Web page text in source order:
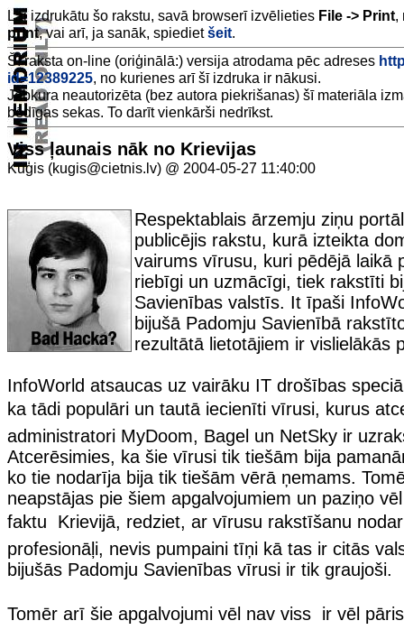
Lai izdrukātu šo rakstu, savā browserī izvēlieties File -> Print,
print, vai arī, ja sanāk, spiedietšeit.
Šī raksta on-line (oriģinālā:) versija atrodama pēc adreses
id=12389225, no kurienes arī šī izdruka ir nākusi.
Jebkura neautorizēta (bez autora piekrišanas) šī materiāla
bēdīgas sekas. To darīt vienkārši nedrīkst.
Viss ļaunais nāk no Krievijas
Kuģis (kugis@cietnis.lv) @ 2004-05-27 11:40:00
Respektablais ārzemju ziņu
publicējis rakstu, kurā izteikta
vairums vīrusu, kuri pēdējā laikā
riebīgi un uzmācīgi, tiek rakstīti
Savienības valstīs. It īpaši
bijušā Padomju Savienībā
rezultātā lietotājiem ir vislielākās
InfoWorld atsaucas uz vairāku IT drošības
ka tādi populāri un tautā iecienīti vīrusi, kurus
administratori MyDoom, Bagel un NetSky ir
Atcerēsimies, ka šie vīrusi tik tiešām bija
ko tie nodarīja bija tik tiešām vērā ņemams.
neapstājas pie šiem apgalvojumiem un paziņo
faktu  Krievijā, redziet, ar vīrusu rakstīšanu
profesionāļi, nevis pumpaini tīņi kā tas ir citās
bijušās Padomju Savienības vīrusi ir tik graujoši.
Tomēr arī šie apgalvojumi vēl nav viss  ir vēl